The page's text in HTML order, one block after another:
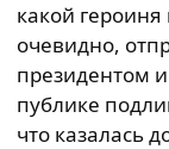
какой
очевидно,
президентом
публике
что казалась